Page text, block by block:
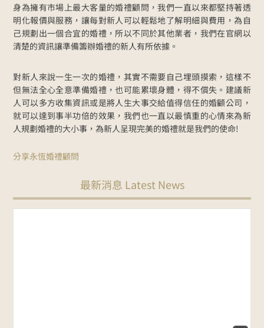
身為擁有市場上最大客量的婚禮顧問，我們一直以來都堅持著透
明化報價與服務，讓每對新人可以輕鬆地了解明細與費用，為自
己規劃出一個合宜的婚禮，所以不同於其他業者，我們在官網以
清楚的資訊讓準備籌辦婚禮的新人有所依據。
對新人來說一生一次的婚禮，其實不需要自己埋頭摸索，這樣不
但無法全心全意準備婚禮，也可能累壞身體，得不償失。建議新
人可以多方收集資訊或是將人生大事交給值得信任的婚顧公司，
就可以達到事半功倍的效果，我們也一直以最慎重的心情來為新
人規劃婚禮的大小事，為新人呈現完美的婚禮就是我們的使命!
分享永恆婚禮顧問
最新消息 Latest News